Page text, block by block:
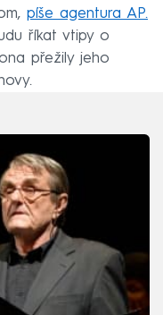
píše agentura AP.
říkat vtipy o
přežily jeho